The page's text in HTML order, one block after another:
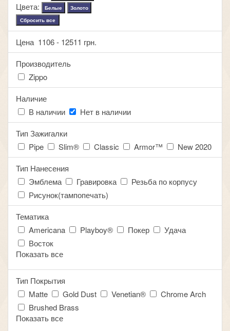
Цвета: Белые
Золото
Сбросить все
Цена 1106- 12511 грн.
Производитель
Zippo
Наличие
В наличии
Нет в наличии
Тип Зажигалки
Pipe
Slim® Classic Armor™
New 2020
Тип Нанесения
Эмблема
Гравировка
Резьба по корпусу
Рисунок(тампопечать)
Тематика
Americana
Playboy® Покер
Удача
Восток
Показать все
Тип Покрытия
Matte
Gold Dust Venetian®
Chrome Arch
Brushed Brass
Показать все